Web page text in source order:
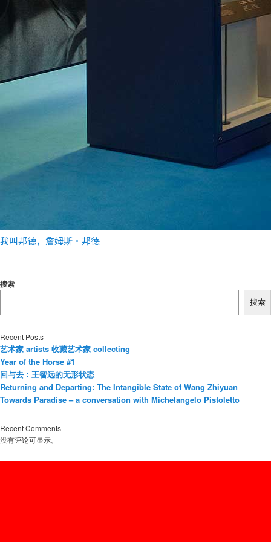
我叫邦德，詹姆斯•邦德
搜索
搜索
Recent Posts
艺术家 artists 收藏艺术家 collecting
Year of the Horse #1
回与去：王智远的无形状态
Returning and Departing: The Intangible State of Wang Zhiyuan
Towards Paradise – a conversation with Michelangelo Pistoletto
Recent Comments
没有评论可显示。